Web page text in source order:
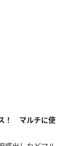
！ マルチに使